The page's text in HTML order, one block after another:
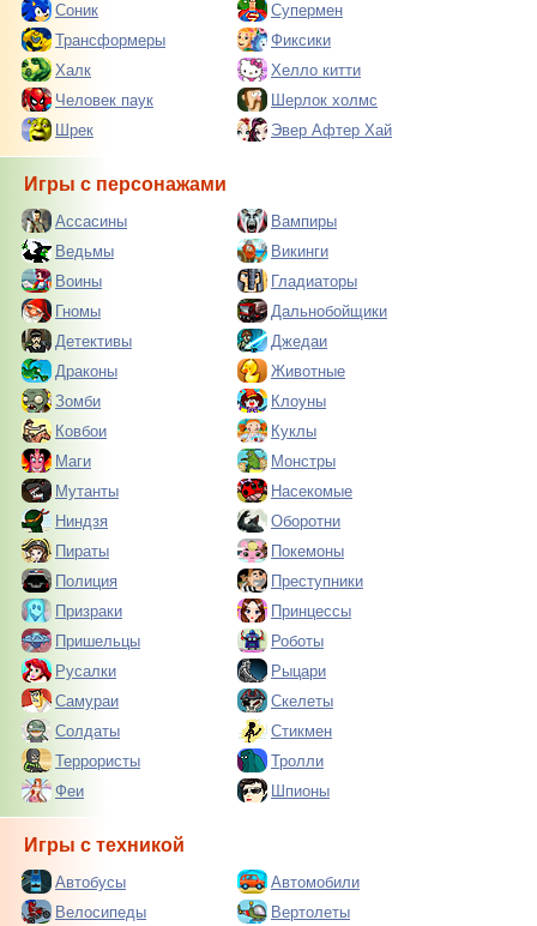
Соник
Супермен
Трансформеры
Фиксики
Халк
Хелло китти
Человек паук
Шерлок холмс
Шрек
Эвер Афтер Хай
Игры с персонажами
Ассасины
Вампиры
Ведьмы
Викинги
Воины
Гладиаторы
Гномы
Дальнобойщики
Детективы
Джедаи
Драконы
Животные
Зомби
Клоуны
Ковбои
Куклы
Маги
Монстры
Мутанты
Насекомые
Ниндзя
Оборотни
Пираты
Покемоны
Полиция
Преступники
Призраки
Принцессы
Пришельцы
Роботы
Русалки
Рыцари
Самураи
Скелеты
Солдаты
Стикмен
Террористы
Тролли
Феи
Шпионы
Игры с техникой
Автобусы
Автомобили
Велосипеды
Вертолеты